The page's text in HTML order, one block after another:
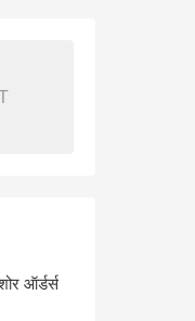
ऑर्डर्स